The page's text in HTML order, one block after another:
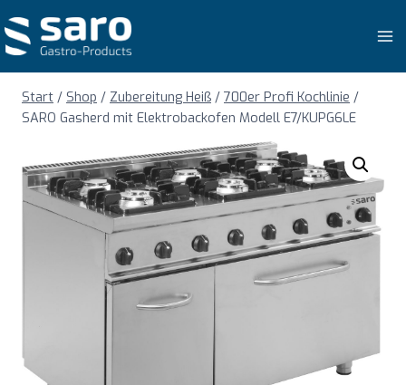
Inhalt
springen
Start / Shop / Zubereitung Heiß / 700er Profi Kochlinie /
SARO Gasherd mit Elektrobackofen Modell E7/KUPG6LE